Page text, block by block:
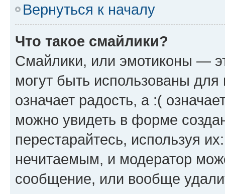
Вернуться к началу
Что такое смайлики?
Смайлики, или эмотиконы —
могут быть использованы
означает радость, а :(
можно увидеть в форме
перестарайтесь, используя
нечитаемым, и модератор
сообщение, или вообще